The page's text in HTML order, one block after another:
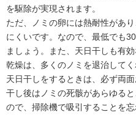
を駆除が実現されます。
ただ、ノミの卵には熱耐性があ
にくいです。なので、最低でも
ましょう。また、天日干しも有
乾燥は、多くのノミを退治してく
天日干しをするときは、必ず両
干し後はノミの死骸があらゆる
ので、掃除機で吸引することを